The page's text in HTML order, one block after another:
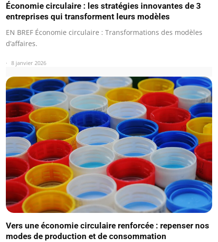
Économie circulaire : les stratégies innovantes de 3
entreprises qui transforment leurs modèles
EN BREF Économie circulaire : Transformations des modèles
d’affaires.
8 janvier 2026
Vers une économie circulaire renforcée : repenser nos
modes de production et de consommation